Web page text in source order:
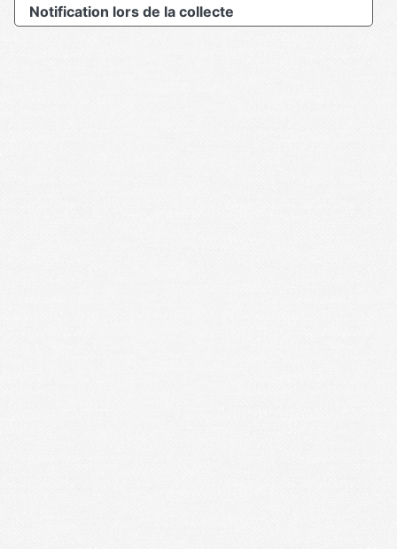
Notification lors de la collecte